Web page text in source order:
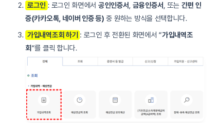
로그인 : 로그인 화면에서 공인인증서, 금융인증서, 또는 간편 인
증(카카오톡, 네이버 인증 등)중 원하는 방식을 선택합니다.
가입내역조회 하기 : 로그인 후 전환된 화면에서 “가입내역조
회“를 클릭 합니다.